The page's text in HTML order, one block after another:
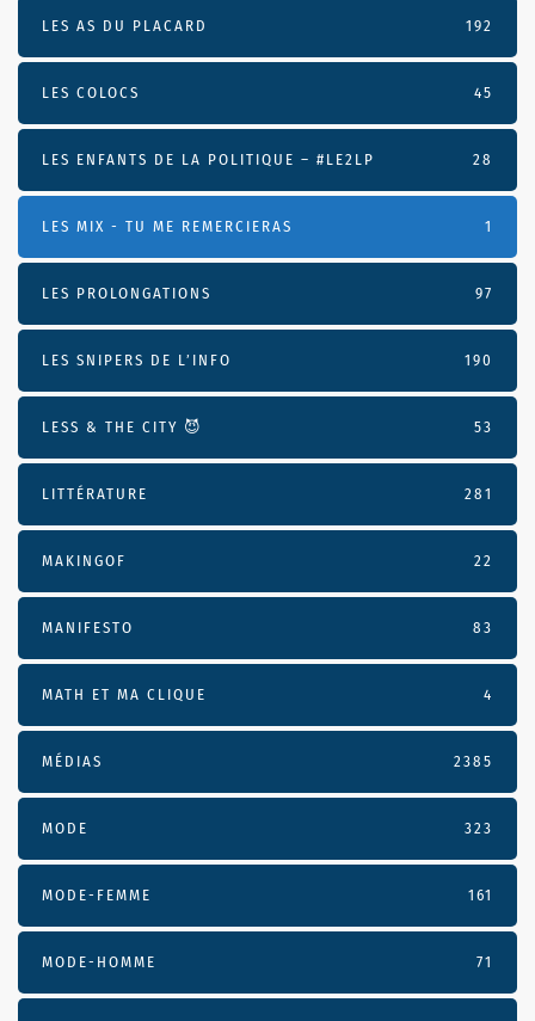
LES AS DU PLACARD 192
LES COLOCS 45
LES ENFANTS DE LA POLITIQUE – #LE2LP 28
LES MIX - TU ME REMERCIERAS 1
LES PROLONGATIONS 97
LES SNIPERS DE L’INFO 190
LESS & THE CITY 😈 53
LITTÉRATURE 281
MAKINGOF 22
MANIFESTO 83
MATH ET MA CLIQUE 4
MÉDIAS 2385
MODE 323
MODE-FEMME 161
MODE-HOMME 71